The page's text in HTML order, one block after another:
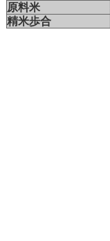
原料米
精米歩合